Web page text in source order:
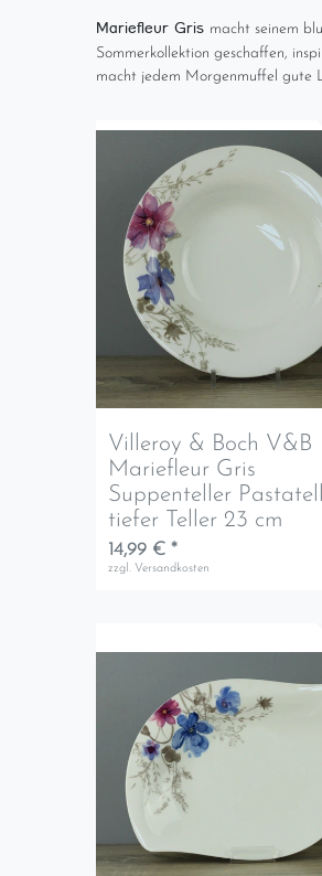
Mariefleur Gris macht seinem
Sommerkollektion geschaffen,
macht jedem Morgenmuffel gute
Villeroy & Boch V&B
Mariefleur Gris
Suppenteller
tiefer Teller 23 cm
14,99 € *
zzgl. Versandkosten